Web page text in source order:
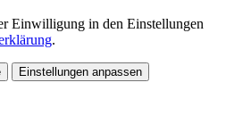
Einwilligung in den Einstellungen
.
Einstellungen anpassen